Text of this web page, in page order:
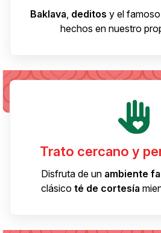
Baklava, deditos y el famoso
hechos en nuestro
Trato cercano y
Disfruta de un ambiente
clásico té de cortesía